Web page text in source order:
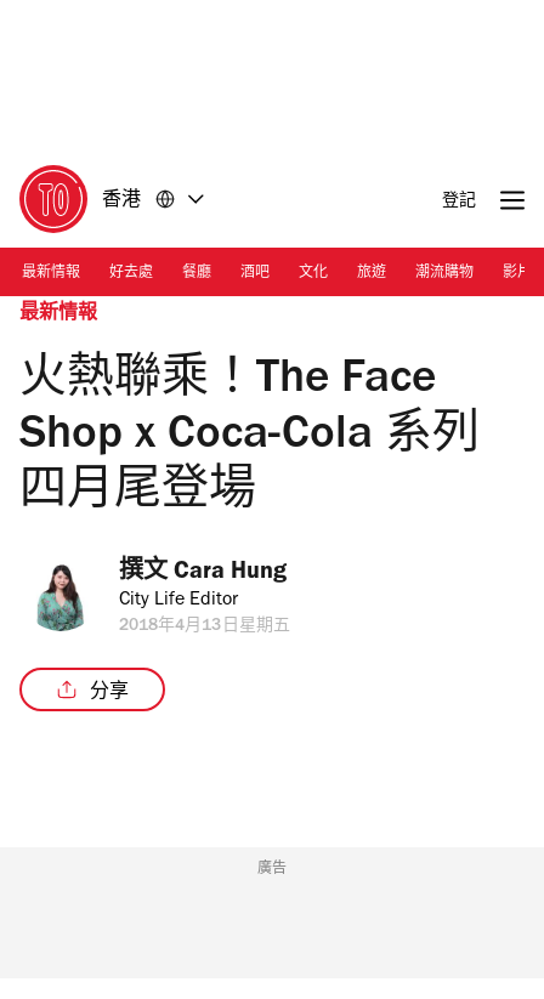
香港 登記
最新情報 好去處 餐廳 酒吧 文化 旅遊 潮流購物 影片
最新情報
火熱聯乘！The Face
Shop x Coca-Cola 系列
四月尾登場
撰文 Cara Hung
City Life Editor
2018年4月13日星期五
分享
廣告